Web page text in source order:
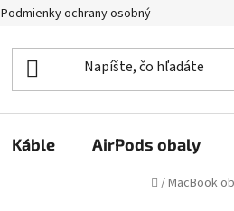
Podmienky ochrany osobných údajov
Káble AirPods obaly
Domov
/MacBook